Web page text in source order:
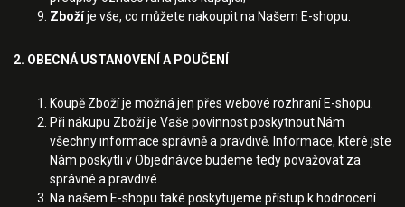
Zbožíje vše, co můžete nakoupit na Našem E-shopu.
2. OBECNÁ USTANOVENÍ A POUČENÍ
Koupě Zboží je možná jen přes webové rozhraní E-shopu.
Při nákupu Zboží je Vaše povinnost poskytnout Nám
všechny informace správně a pravdivě. Informace, které jste
Nám poskytli v Objednávce budeme tedy považovat za
správné a pravdivé.
Na našem E-shopu také poskytujeme přístup k hodnocení